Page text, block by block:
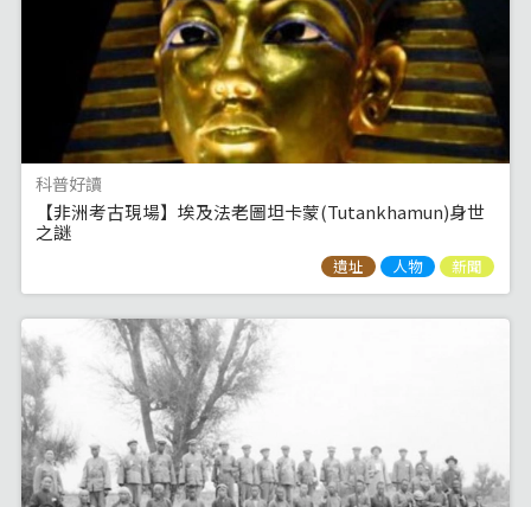
科普好讀
【非洲考古現場】埃及法老圖坦卡蒙(Tutankhamun)身世
之謎
遺址 人物 新聞